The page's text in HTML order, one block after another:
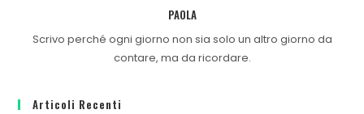
PAOLA
Scrivo perché ogni giorno non sia solo un altro giorno da
contare, ma da ricordare.
Articoli Recenti